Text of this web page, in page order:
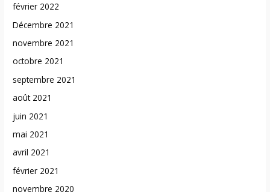
février 2022
Décembre 2021
novembre 2021
octobre 2021
septembre 2021
août 2021
juin 2021
mai 2021
avril 2021
février 2021
novembre 2020